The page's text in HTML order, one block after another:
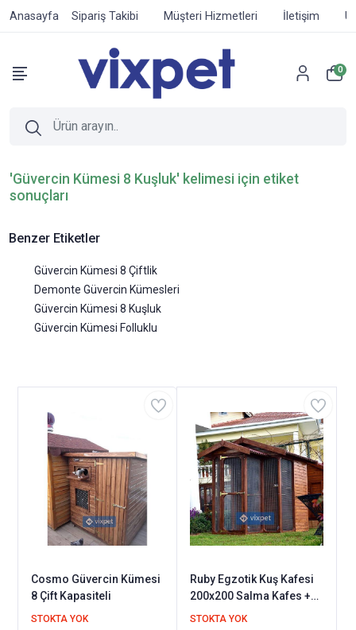
Anasayfa Sipariş Takibi Müşteri Hizmetleri İletişim
0
'Güvercin Kümesi 8 Kuşluk' kelimesi için etiket
sonuçları
Benzer Etiketler
Güvercin Kümesi 8 Çiftlik
Demonte Güvercin Kümesleri
Güvercin Kümesi 8 Kuşluk
Güvercin Kümesi Folluklu
Cosmo Güvercin Kümesi
8 Çift Kapasiteli
STOKTA YOK
Ruby Egzotik Kuş Kafesi
200x200 Salma Kafes +
90x90 Giriş Bölmesi
STOKTA YOK